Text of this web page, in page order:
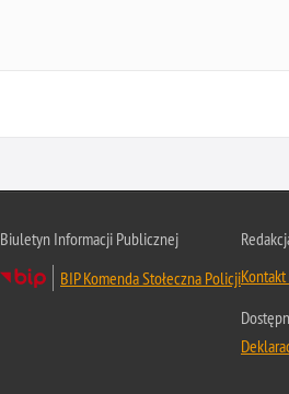
Biuletyn Informacji Publicznej
BIP Komenda Stołeczna Policji